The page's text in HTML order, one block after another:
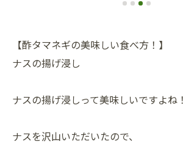
【酢タマネギの美味しい食べ方！】
ナスの揚げ浸し
ナスの揚げ浸しって美味しいですよね！
ナスを沢山いただいたので、